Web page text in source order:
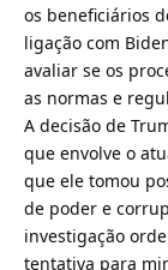
os beneficiários
ligação com
avaliar se os
as normas e
A decisão de
que envolve o
que ele tomou
de poder e
investigação
tentativa para